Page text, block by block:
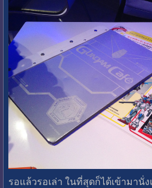
รอแล้วรอเล่า ในที่สุดก็ได้เข้ามานั่ง